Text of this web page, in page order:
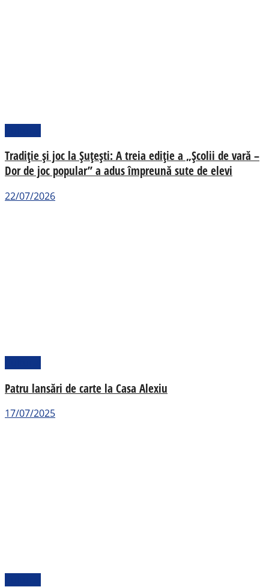
Tradiție și joc la Șuțești: A treia ediție a „Școlii de vară –
Dor de joc popular” a adus împreună sute de elevi
22/07/2026
Patru lansări de carte la Casa Alexiu
17/07/2025